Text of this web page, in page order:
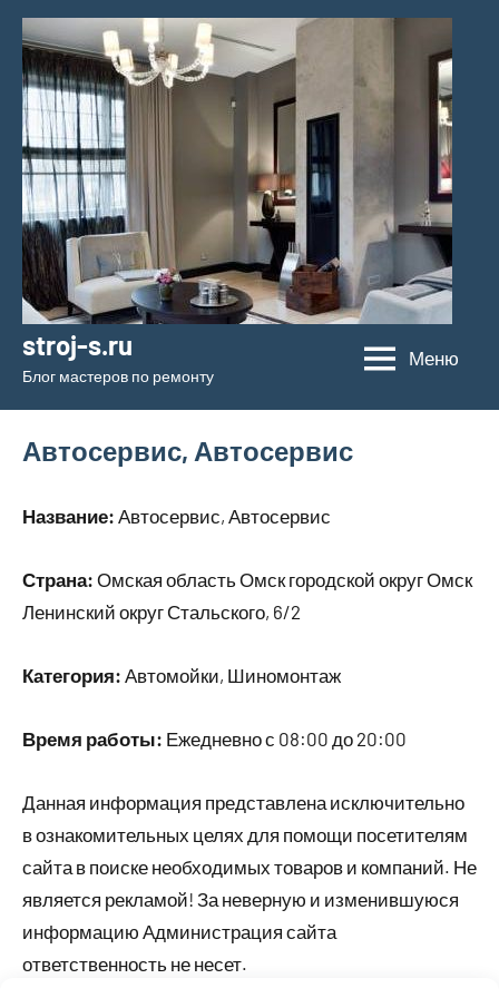
Перейти
содержимому
stroj-s.ru
Блог мастеров по ремонту
Меню
Автосервис, Автосервис
Название: Автосервис, Автосервис
Страна: Омская область Омск городской округ Омск
Ленинский округ Стальского, 6/2
Категория: Автомойки, Шиномонтаж
Время работы: Ежедневно с 08:00 до 20:00
Данная информация представлена исключительно
в ознакомительных целях для помощи посетителям
сайта в поиске необходимых товаров и компаний. Не
является рекламой! За неверную и изменившуюся
информацию Администрация сайта
ответственность не несет.